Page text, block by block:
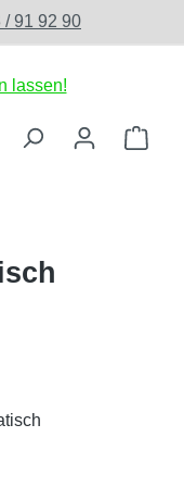
92 90